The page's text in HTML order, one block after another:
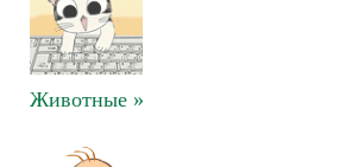
Животные »